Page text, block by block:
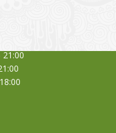
21:00